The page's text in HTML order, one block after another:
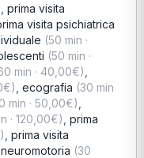
prima visita
visita psichiatrica
(50 min ·
(50 min ·
min · 40,00€)
ecografia (30 min
min · 50,00€)
· 120,00€) prima
prima visita
(30